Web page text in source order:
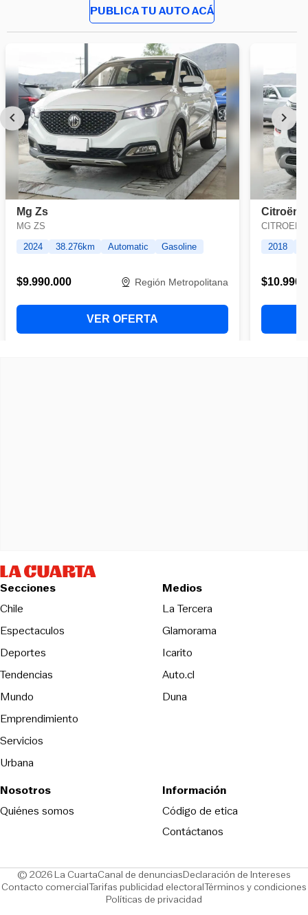
PUBLICA TU AUTO ACÁ
Secciones
Chile
Espectaculos
Deportes
Tendencias
Mundo
Emprendimiento
Servicios
Urbana
Medios
La TerceraOpens in new
Glamorama
Icarito
Auto.cl
DunaOpens in new window
Nosotros
Quiénes somos
Información
Código de eticaOpens in new
Contáctanos
© 2026 La CuartaCanal de denunciasOpens in new window
Declaración de Intereses
Contacto comercialOpens in new window
Tarifas publicidad electoralOpens in new window
Términos y condiciones
Políticas de privacidad